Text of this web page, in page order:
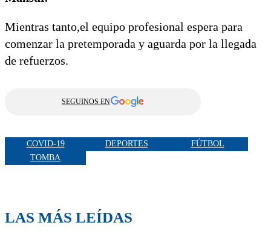
Mientras tanto,el equipo profesional espera para
comenzar la pretemporada y aguarda por la llegada
de refuerzos.
SEGUINOS EN
COVID-19 DEPORTES
FÚTBOL
TOMBA
LAS MÁS LEÍDAS